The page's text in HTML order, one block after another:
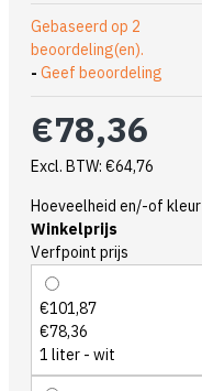
Gebaseerd op 2
beoordeling(en).
- Geef beoordeling
€78,36
Excl. BTW: €64,76
Hoeveelheid en/-of kleur
Winkelprijs
Verfpoint prijs
€101,87
€78,36
1 liter - wit